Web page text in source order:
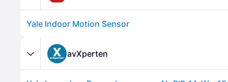
Yale Indoor Motion Sensor
avXperten